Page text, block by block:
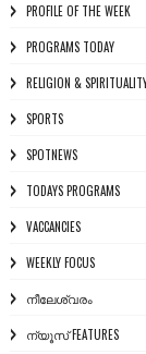
PROFILE OF THE WEEK
PROGRAMS TODAY
RELIGION &
SPORTS
SPOTNEWS
TODAYS PROGRAMS
VACCANCIES
WEEKLY FOCUS
നീലേശ്വരം
ന്യൂസ് FEATURES